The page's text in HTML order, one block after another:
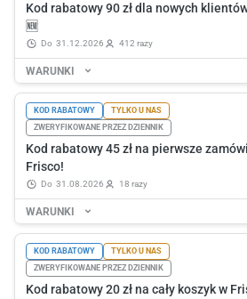
Kod rabatowy 90 zł dla nowych
🆕
do 31.12.2026 412 razy
WARUNKI
KOD RABATOWY
TYLKO U NAS
ZWERYFIKOWANE PRZEZ DZIENNIK
Kod rabatowy 45 zł na pierwsze
Frisco!
do 31.08.2026 18 razy
WARUNKI
KOD RABATOWY
TYLKO U NAS
ZWERYFIKOWANE PRZEZ DZIENNIK
Kod rabatowy 20 zł na cały koszyk w